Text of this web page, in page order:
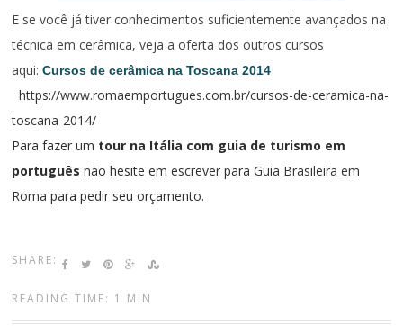
E se você já tiver conhecimentos suficientemente avançados na
técnica em cerâmica, veja a oferta dos outros cursos
aqui:Cursos de cerâmica na Toscana 2014
https://www.romaemportugues.com.br/cursos-de-ceramica-na-
toscana-2014/
Para fazer um tour na Itália com guia de turismo em
português não hesite em escrever paraGuia Brasileira em
Roma para pedir seu orçamento.
SHARE:
READING TIME: 1 MIN